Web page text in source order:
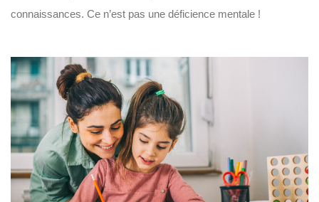
connaissances. Ce n’est pas une déficience mentale !